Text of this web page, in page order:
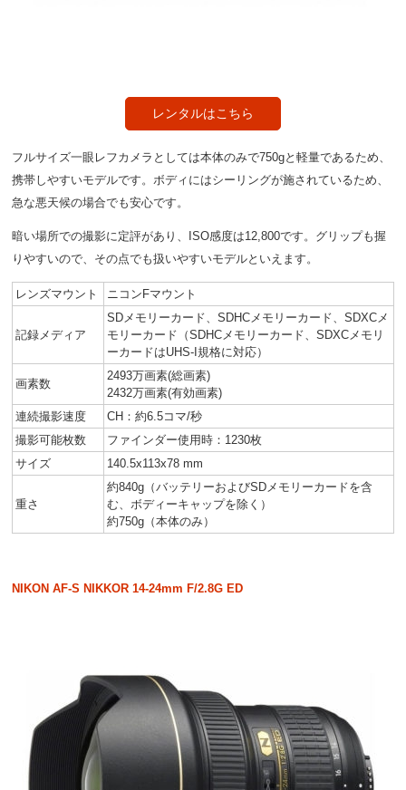
レンタルはこちら
フルサイズ一眼レフカメラとしては本体のみで750gと軽量であるため、
携帯しやすいモデルです。ボディにはシーリングが施されているため、
急な悪天候の場合でも安心です。
暗い場所での撮影に定評があり、ISO感度は12,800です。グリップも握
りやすいので、その点でも扱いやすいモデルといえます。
レンズマウント ニコンFマウント
記録メディア
SDメモリーカード、SDHCメモリーカード、SDXCメ
モリーカード（SDHCメモリーカード、SDXCメモリ
ーカードはUHS-I規格に対応）
画素数
2493万画素(総画素)
2432万画素(有効画素)
連続撮影速度
CH：約6.5コマ/秒
撮影可能枚数
ファインダー使用時：1230枚
サイズ
140.5x113x78 mm
重さ
約840g（バッテリーおよびSDメモリーカードを含
む、ボディーキャップを除く）
約750g（本体のみ）
NIKON AF-S NIKKOR 14-24mm F/2.8G ED